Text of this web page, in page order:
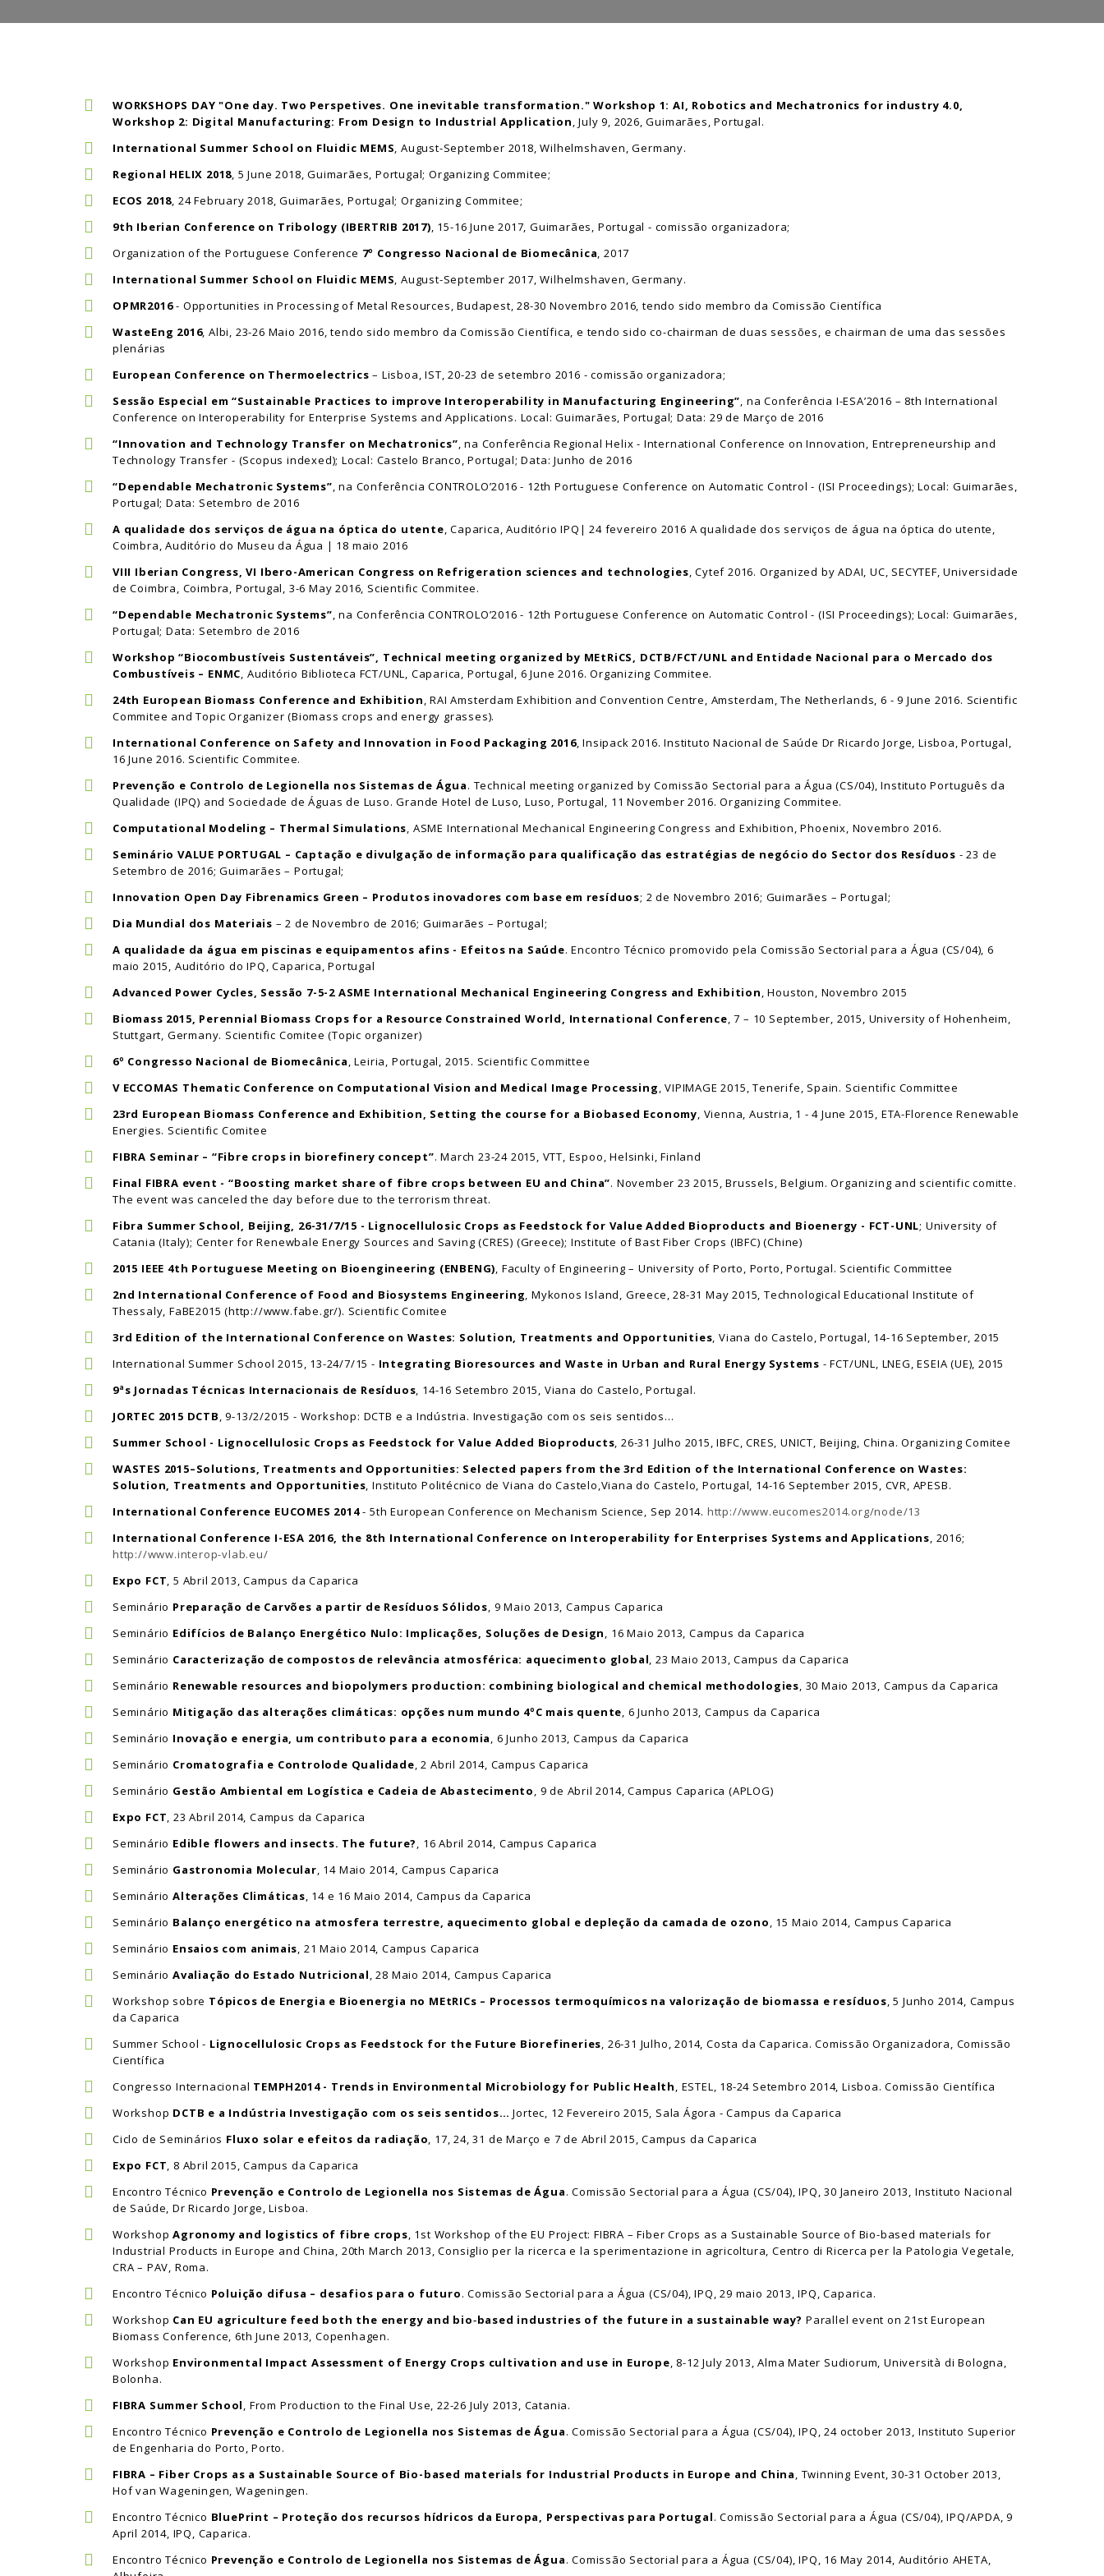
WORKSHOPS DAY "One day. Two Perspetives. One inevitable transformation." Workshop 1: AI, Robotics and Mechatronics for industry 4.0,
Workshop 2: Digital Manufacturing: From Design to Industrial Application, July 9, 2026, Guimarães, Portugal.
International Summer School on Fluidic MEMS, August-September 2018, Wilhelmshaven, Germany.
Regional HELIX 2018, 5 June 2018, Guimarães, Portugal; Organizing Commitee;
ECOS 2018, 24 February 2018, Guimarães, Portugal; Organizing Commitee;
9th Iberian Conference on Tribology (IBERTRIB 2017), 15-16 June 2017, Guimarães, Portugal - comissão organizadora;
Organization of the Portuguese Conference 7º Congresso Nacional de Biomecânica, 2017
International Summer School on Fluidic MEMS, August-September 2017, Wilhelmshaven, Germany.
OPMR2016- Opportunities in Processing of Metal Resources, Budapest, 28-30 Novembro 2016, tendo sido membro da Comissão Científica
WasteEng 2016, Albi, 23-26 Maio 2016, tendo sido membro da Comissão Científica, e tendo sido co-chairman de duas sessões, e chairman de uma das sessões
plenárias
European Conference on Thermoelectrics – Lisboa, IST, 20-23 de setembro 2016 - comissão organizadora;
Sessão Especial em “Sustainable Practices to improve Interoperability in Manufacturing Engineering”, na Conferência I-ESA’2016 – 8th International
Conference on Interoperability for Enterprise Systems and Applications. Local: Guimarães, Portugal; Data: 29 de Março de 2016
“Innovation and Technology Transfer on Mechatronics”, na Conferência Regional Helix - International Conference on Innovation, Entrepreneurship and
Technology Transfer - (Scopus indexed); Local: Castelo Branco, Portugal; Data: Junho de 2016
“Dependable Mechatronic Systems”, na Conferência CONTROLO’2016 - 12th Portuguese Conference on Automatic Control - (ISI Proceedings); Local: Guimarães,
Portugal; Data: Setembro de 2016
A qualidade dos serviços de água na óptica do utente, Caparica, Auditório IPQ| 24 fevereiro 2016 A qualidade dos serviços de água na óptica do utente,
Coimbra, Auditório do Museu da Água | 18 maio 2016
VIII Iberian Congress, VI Ibero-American Congress on Refrigeration sciences and technologies, Cytef 2016. Organized by ADAI, UC, SECYTEF, Universidade
de Coimbra, Coimbra, Portugal, 3-6 May 2016, Scientific Commitee.
“Dependable Mechatronic Systems”, na Conferência CONTROLO’2016 - 12th Portuguese Conference on Automatic Control - (ISI Proceedings); Local: Guimarães,
Portugal; Data: Setembro de 2016
Workshop “Biocombustíveis Sustentáveis”, Technical meeting organized by MEtRiCS, DCTB/FCT/UNL and Entidade Nacional para o Mercado dos
Combustíveis – ENMC, Auditório Biblioteca FCT/UNL, Caparica, Portugal, 6 June 2016. Organizing Commitee.
24th European Biomass Conference and Exhibition, RAI Amsterdam Exhibition and Convention Centre, Amsterdam, The Netherlands, 6 - 9 June 2016. Scientific
Commitee and Topic Organizer (Biomass crops and energy grasses).
International Conference on Safety and Innovation in Food Packaging 2016, Insipack 2016. Instituto Nacional de Saúde Dr Ricardo Jorge, Lisboa, Portugal,
16 June 2016. Scientific Commitee.
Prevenção e Controlo de Legionella nos Sistemas de Água. Technical meeting organized by Comissão Sectorial para a Água (CS/04), Instituto Português da
Qualidade (IPQ) and Sociedade de Águas de Luso. Grande Hotel de Luso, Luso, Portugal, 11 November 2016. Organizing Commitee.
Computational Modeling – Thermal Simulations, ASME International Mechanical Engineering Congress and Exhibition, Phoenix, Novembro 2016.
Seminário VALUE PORTUGAL – Captação e divulgação de informação para qualificação das estratégias de negócio do Sector dos Resíduos - 23 de
Setembro de 2016; Guimarães – Portugal;
Innovation Open Day Fibrenamics Green – Produtos inovadores com base em resíduos; 2 de Novembro 2016; Guimarães – Portugal;
Dia Mundial dos Materiais – 2 de Novembro de 2016; Guimarães – Portugal;
A qualidade da água em piscinas e equipamentos afins - Efeitos na Saúde. Encontro Técnico promovido pela Comissão Sectorial para a Água (CS/04), 6
maio 2015, Auditório do IPQ, Caparica, Portugal
Advanced Power Cycles, Sessão 7-5-2 ASME International Mechanical Engineering Congress and Exhibition, Houston, Novembro 2015
Biomass 2015, Perennial Biomass Crops for a Resource Constrained World, International Conference, 7 – 10 September, 2015, University of Hohenheim,
Stuttgart, Germany. Scientific Comitee (Topic organizer)
6º Congresso Nacional de Biomecânica, Leiria, Portugal, 2015. Scientific Committee
V ECCOMAS Thematic Conference on Computational Vision and Medical Image Processing, VIPIMAGE 2015, Tenerife, Spain. Scientific Committee
23rd European Biomass Conference and Exhibition, Setting the course for a Biobased Economy, Vienna, Austria, 1 - 4 June 2015, ETA-Florence Renewable
Energies. Scientific Comitee
FIBRA Seminar – “Fibre crops in biorefinery concept”. March 23-24 2015, VTT, Espoo, Helsinki, Finland
Final FIBRA event - “Boosting market share of fibre crops between EU and China”. November 23 2015, Brussels, Belgium. Organizing and scientific comitte.
The event was canceled the day before due to the terrorism threat.
Fibra Summer School, Beijing, 26-31/7/15 - Lignocellulosic Crops as Feedstock for Value Added Bioproducts and Bioenergy - FCT-UNL; University of
Catania (Italy); Center for Renewbale Energy Sources and Saving (CRES) (Greece); Institute of Bast Fiber Crops (IBFC) (Chine)
2015 IEEE 4th Portuguese Meeting on Bioengineering (ENBENG), Faculty of Engineering – University of Porto, Porto, Portugal. Scientific Committee
2nd International Conference of Food and Biosystems Engineering, Mykonos Island, Greece, 28-31 May 2015, Technological Educational Institute of
Thessaly, FaBE2015 (http://www.fabe.gr/). Scientific Comitee
3rd Edition of the International Conference on Wastes: Solution, Treatments and Opportunities, Viana do Castelo, Portugal, 14-16 September, 2015
International Summer School 2015, 13-24/7/15 - Integrating Bioresources and Waste in Urban and Rural Energy Systems - FCT/UNL, LNEG, ESEIA (UE), 2015
9ªs Jornadas Técnicas Internacionais de Resíduos, 14-16 Setembro 2015, Viana do Castelo, Portugal.
JORTEC 2015 DCTB, 9-13/2/2015 - Workshop: DCTB e a Indústria. Investigação com os seis sentidos…
Summer School - Lignocellulosic Crops as Feedstock for Value Added Bioproducts, 26-31 Julho 2015, IBFC, CRES, UNICT, Beijing, China. Organizing Comitee
WASTES 2015–Solutions, Treatments and Opportunities: Selected papers from the 3rd Edition of the International Conference on Wastes:
Solution, Treatments and Opportunities, Instituto Politécnico de Viana do Castelo,Viana do Castelo, Portugal, 14-16 September 2015, CVR, APESB.
International Conference EUCOMES 2014- 5th European Conference on Mechanism Science, Sep 2014. http://www.eucomes2014.org/node/13
International Conference I-ESA 2016, the 8th International Conference on Interoperability for Enterprises Systems and Applications, 2016;
http://www.interop-vlab.eu/
Expo FCT, 5 Abril 2013, Campus da Caparica
Seminário Preparação de Carvões a partir de Resíduos Sólidos, 9 Maio 2013, Campus Caparica
Seminário Edifícios de Balanço Energético Nulo: Implicações, Soluções de Design, 16 Maio 2013, Campus da Caparica
Seminário Caracterização de compostos de relevância atmosférica: aquecimento global, 23 Maio 2013, Campus da Caparica
Seminário Renewable resources and biopolymers production: combining biological and chemical methodologies, 30 Maio 2013, Campus da Caparica
Seminário Mitigação das alterações climáticas: opções num mundo 4ºC mais quente, 6 Junho 2013, Campus da Caparica
Seminário Inovação e energia, um contributo para a economia, 6 Junho 2013, Campus da Caparica
Seminário Cromatografia e Controlode Qualidade, 2 Abril 2014, Campus Caparica
Seminário Gestão Ambiental em Logística e Cadeia de Abastecimento, 9 de Abril 2014, Campus Caparica (APLOG)
Expo FCT, 23 Abril 2014, Campus da Caparica
Seminário Edible flowers and insects. The future?, 16 Abril 2014, Campus Caparica
Seminário Gastronomia Molecular, 14 Maio 2014, Campus Caparica
Seminário Alterações Climáticas, 14 e 16 Maio 2014, Campus da Caparica
Seminário Balanço energético na atmosfera terrestre, aquecimento global e depleção da camada de ozono, 15 Maio 2014, Campus Caparica
Seminário Ensaios com animais, 21 Maio 2014, Campus Caparica
Seminário Avaliação do Estado Nutricional, 28 Maio 2014, Campus Caparica
Workshop sobre Tópicos de Energia e Bioenergia no MEtRICs – Processos termoquímicos na valorização de biomassa e resíduos, 5 Junho 2014, Campus
da Caparica
Summer School - Lignocellulosic Crops as Feedstock for the Future Biorefineries, 26-31 Julho, 2014, Costa da Caparica. Comissão Organizadora, Comissão
Científica
Congresso Internacional TEMPH2014 - Trends in Environmental Microbiology for Public Health, ESTEL, 18-24 Setembro 2014, Lisboa. Comissão Científica
Workshop DCTB e a Indústria Investigação com os seis sentidos… Jortec, 12 Fevereiro 2015, Sala Ágora - Campus da Caparica
Ciclo de Seminários Fluxo solar e efeitos da radiação, 17, 24, 31 de Março e 7 de Abril 2015, Campus da Caparica
Expo FCT, 8 Abril 2015, Campus da Caparica
Encontro Técnico Prevenção e Controlo de Legionella nos Sistemas de Água. Comissão Sectorial para a Água (CS/04), IPQ, 30 Janeiro 2013, Instituto Nacional
de Saúde, Dr Ricardo Jorge, Lisboa.
WorkshopAgronomy and logistics of fibre crops, 1st Workshop of the EU Project: FIBRA – Fiber Crops as a Sustainable Source of Bio-based materials for
Industrial Products in Europe and China, 20th March 2013, Consiglio per la ricerca e la sperimentazione in agricoltura, Centro di Ricerca per la Patologia Vegetale,
CRA – PAV, Roma.
Encontro Técnico Poluição difusa – desafios para o futuro. Comissão Sectorial para a Água (CS/04), IPQ, 29 maio 2013, IPQ, Caparica.
Workshop Can EU agriculture feed both the energy and bio‐based industries of the future in a sustainable way? Parallel event on 21st European
Biomass Conference, 6th June 2013, Copenhagen.
Workshop Environmental Impact Assessment of Energy Crops cultivation and use in Europe, 8-12 July 2013, Alma Mater Sudiorum, Università di Bologna,
Bolonha.
FIBRA Summer School, From Production to the Final Use, 22-26 July 2013, Catania.
Encontro Técnico Prevenção e Controlo de Legionella nos Sistemas de Água. Comissão Sectorial para a Água (CS/04), IPQ, 24 october 2013, Instituto Superior
de Engenharia do Porto, Porto.
FIBRA – Fiber Crops as a Sustainable Source of Bio-based materials for Industrial Products in Europe and China, Twinning Event, 30-31 October 2013,
Hof van Wageningen, Wageningen.
Encontro Técnico BluePrint – Proteção dos recursos hídricos da Europa, Perspectivas para Portugal. Comissão Sectorial para a Água (CS/04), IPQ/APDA, 9
April 2014, IPQ, Caparica.
Encontro Técnico Prevenção e Controlo de Legionella nos Sistemas de Água. Comissão Sectorial para a Água (CS/04), IPQ, 16 May 2014, Auditório AHETA,